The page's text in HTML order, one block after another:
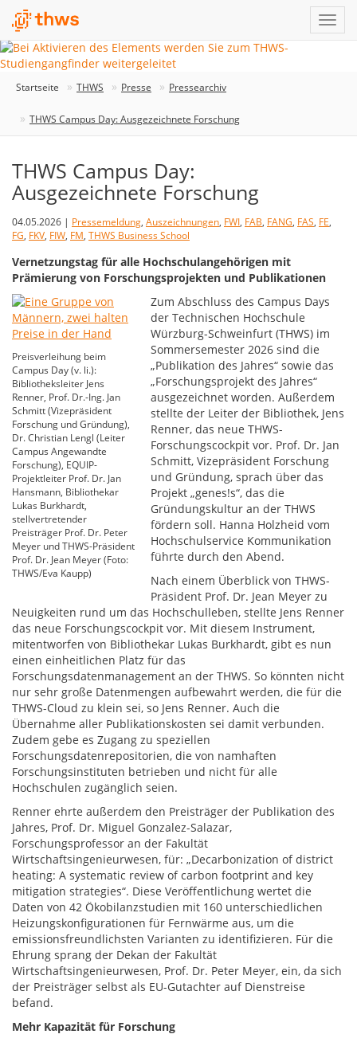
Startseite THWS Presse Pressearchiv
THWS Campus Day: Ausgezeichnete Forschung
THWS Campus Day:
Ausgezeichnete Forschung
04.05.2026 | Pressemeldung, Auszeichnungen, FWI, FAB, FANG, FAS, FE,
FG, FKV, FIW, FM, THWS Business School
Vernetzungstag für alle Hochschulangehörigen mit
Prämierung von Forschungsprojekten und Publikationen
Preisverleihung beim
Campus Day (v. li.):
Bibliotheksleiter Jens
Renner, Prof. Dr.-Ing. Jan
Schmitt (Vizepräsident
Forschung und Gründung),
Dr. Christian Lengl (Leiter
Campus Angewandte
Forschung), EQUIP-
Projektleiter Prof. Dr. Jan
Hansmann, Bibliothekar
Lukas Burkhardt,
stellvertretender
Preisträger Prof. Dr. Peter
Meyer und THWS-Präsident
Prof. Dr. Jean Meyer (Foto:
THWS/Eva Kaupp)
Zum Abschluss des Campus Days
der Technischen Hochschule
Würzburg-Schweinfurt (THWS) im
Sommersemester 2026 sind die
„Publikation des Jahres“ sowie das
„Forschungsprojekt des Jahres“
ausgezeichnet worden. Außerdem
stellte der Leiter der Bibliothek, Jens
Renner, das neue THWS-
Forschungscockpit vor. Prof. Dr. Jan
Schmitt, Vizepräsident Forschung
und Gründung, sprach über das
Projekt „genes!s“, das die
Gründungskultur an der THWS
fördern soll. Hanna Holzheid vom
Hochschulservice Kommunikation
führte durch den Abend.
Nach einem Überblick von THWS-
Präsident Prof. Dr. Jean Meyer zu
Neuigkeiten rund um das Hochschulleben, stellte Jens Renner
das neue Forschungscockpit vor. Mit diesem Instrument,
mitentworfen von Bibliothekar Lukas Burkhardt, gibt es nun
einen einheitlichen Platz für das
Forschungsdatenmanagement an der THWS. So könnten nicht
nur sehr große Datenmengen aufbewahrt werden, die für die
THWS-Cloud zu klein sei, so Jens Renner. Auch die
Übernahme aller Publikationskosten sei damit verbunden.
Zudem gebe es Zugang zu speziellen
Forschungsdatenrepositorien, die von namhaften
Forschungsinstituten betrieben und nicht für alle
Hochschulen zugänglich seien.
Renner ehrte außerdem den Preisträger der Publikation des
Jahres, Prof. Dr. Miguel Gonzalez-Salazar,
Forschungsprofessor an der Fakultät
Wirtschaftsingenieurwesen, für: „Decarbonization of district
heating: A systematic review of carbon footprint and key
mitigation strategies“. Diese Veröffentlichung wertet die
Daten von 42 Ökobilanzstudien mit 160 unterschiedlichen
Heizungskonfigurationen für Fernwärme aus, um die
emissionsfreundlichsten Varianten zu identifizieren. Für die
Ehrung sprang der Dekan der Fakultät
Wirtschaftsingenieurwesen, Prof. Dr. Peter Meyer, ein, da sich
der Preisträger selbst als EU-Gutachter auf Dienstreise
befand.
Mehr Kapazität für Forschung